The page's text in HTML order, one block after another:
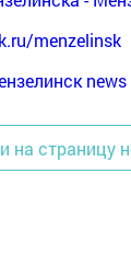
menzelinsk
на страницу